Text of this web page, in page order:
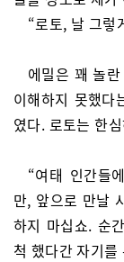
“로토, 날 그렇
에밀은 꽤 놀
이해하지 못했
였다. 로토는 한
“여태 인간들
만, 앞으로 만날
하지 마십쇼. 순
척 했다간 자기